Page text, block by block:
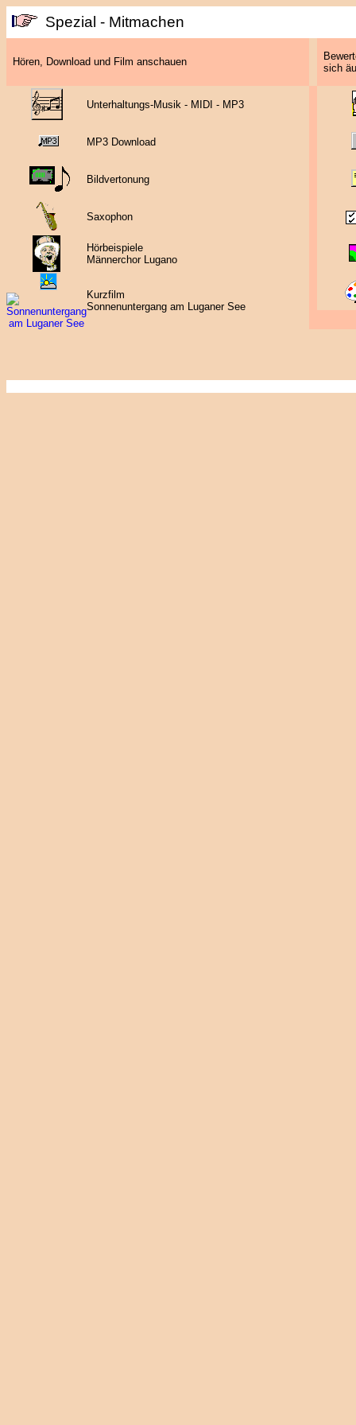
Spezial - Mitmachen
Hören, Download und Film anschauen
sich
Unterhaltungs-Musik - MIDI - MP3
MP3 Download
Bildvertonung
Saxophon
Hörbeispiele
Männerchor Lugano
Kurzfilm
Sonnenuntergang am Luganer See